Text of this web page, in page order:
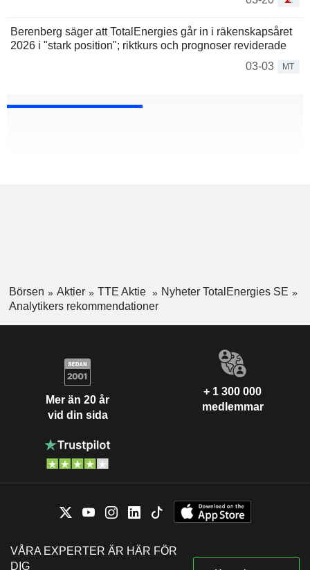
Berenberg säger att TotalEnergies går in i räkenskapsåret
2026 i "stark position"; riktkurs och prognoser reviderade
03-03
MT
Börsen Aktier TTE Aktie
Nyheter TotalEnergies SE
Analytikers rekommendationer
Mer än 20 år
vid din sida
+ 1 300 000
medlemmar
VÅRA EXPERTER ÄR HÄR FÖR
DIG